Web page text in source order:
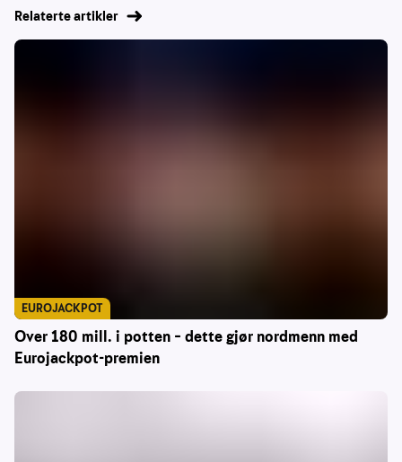
Relaterte artikler
Over 180 mill. i potten – dette gjør nordmenn med
Eurojackpot-premien
EUROJACKPOT